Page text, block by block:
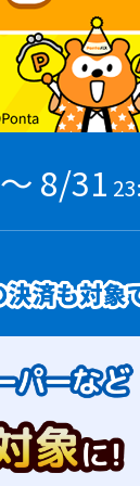
〜 8/31